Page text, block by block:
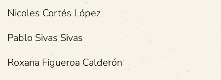
Nicoles Cortés López
Pablo Sivas Sivas
Roxana Figueroa Calderón